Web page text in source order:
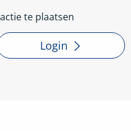
te plaatsen
Login